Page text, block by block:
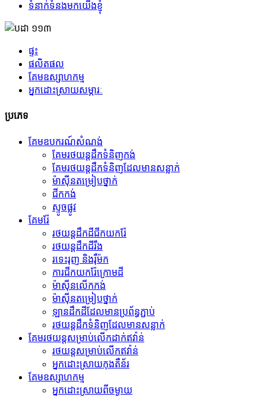
ទំនាក់ទំនងមកយើងខ្ញុំ
ផ្ទះ
ផលិតផល
គែមឧស្សាហកម្ម
អ្នកដោះស្រាយសម្ភារៈ
ប្រភេទ
គែមឧបករណ៍សំណង់
គែម​រថយន្ត​ដឹក​ទំនិញ​កង់
គែមរថយន្តដឹកទំនិញដែលមានសន្លាក់
ម៉ាស៊ីន​តម្រៀប​ថ្នាក់
ជីក​កង់
ស្ទូចផ្លូវ
គែមរ៉ែ
រថយន្តដឹកដីជីកយករ៉ែ
រថយន្ត​ដឹក​ដី​រឹង
រទេះរុញ និងរ៉ឺម៉ក
ការជីកយករ៉ែក្រោមដី
ម៉ាស៊ីន​លើក​កង់
ម៉ាស៊ីន​តម្រៀប​ថ្នាក់
ឡានដឹកដីដែលមានប្រព័ន្ធភ្ជាប់
រថយន្ត​ដឹក​ទំនិញ​ដែល​មាន​សន្លាក់​
គែមរថយន្តសម្រាប់លើកដាក់ឥវ៉ាន់
រថយន្ត​សម្រាប់​លើក​ឥវ៉ាន់
អ្នកដោះស្រាយកុងតឺន័រ
គែមឧស្សាហកម្ម
អ្នកដោះស្រាយពីចម្ងាយ